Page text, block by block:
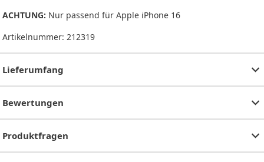
ACHTUNG: Nur passend für Apple iPhone 16
Artikelnummer: 212319
Lieferumfang
Bewertungen
Produktfragen